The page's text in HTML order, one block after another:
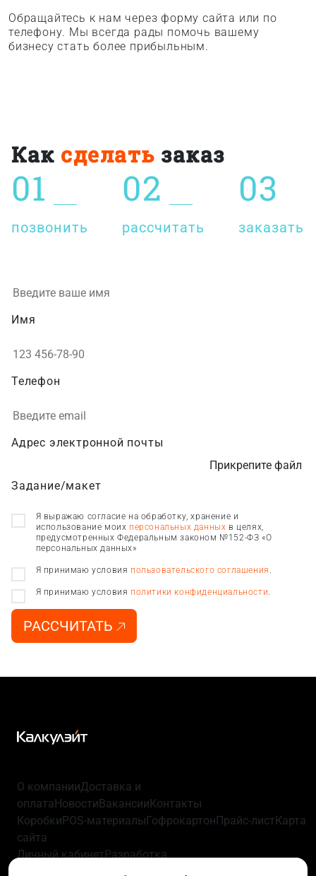
Обращайтесь к нам через форму сайта или по
телефону. Мы всегда рады помочь вашему
бизнесу стать более прибыльным.
Как сделать заказ
01
позвонить
02
рассчитать
03
заказать
Имя
Телефон
Адрес электронной почты
Задание/макет
Прикрепите файл
Я выражаю согласие на обработку, хранение и
использование моих персональных данных в целях,
предусмотренных Федеральным законом №152-ФЗ «О
персональных данных»
Я принимаю условия пользовательского соглашения .
Я принимаю условия политики конфиденциальности.
РАССЧИТАТЬ
О компанииДоставка и
оплатаНовостиВакансииКонтакты
КоробкиPOS-материалыГофрокартонПрайс-листКарта
сайта
Личный кабинетРазработка